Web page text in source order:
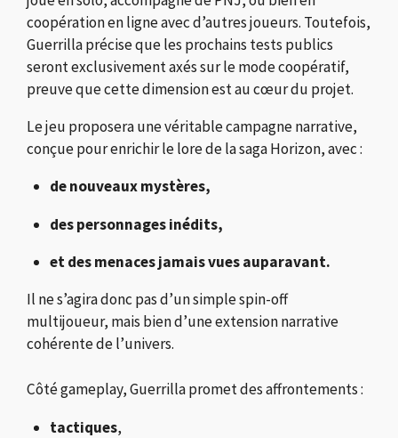
coopération en ligne avec d’autres joueurs. Toutefois,
Guerrilla précise que les prochains tests publics
seront exclusivement axés sur le mode coopératif,
preuve que cette dimension est au cœur du projet.
Le jeu proposera une véritable campagne narrative,
conçue pour enrichir le lore de la saga Horizon, avec :
de nouveaux mystères,
des personnages inédits,
et des menaces jamais vues auparavant.
Il ne s’agira donc pas d’un simple spin-off
multijoueur, mais bien d’une extension narrative
cohérente de l’univers.
Côté gameplay, Guerrilla promet des affrontements :
tactiques,